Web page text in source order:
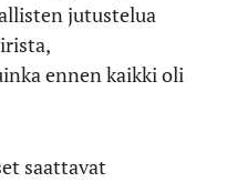
jutustelua
ennen kaikki oli
saattavat